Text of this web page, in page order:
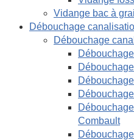
Vidange bac à
Débouchage
Débouchage
Combault